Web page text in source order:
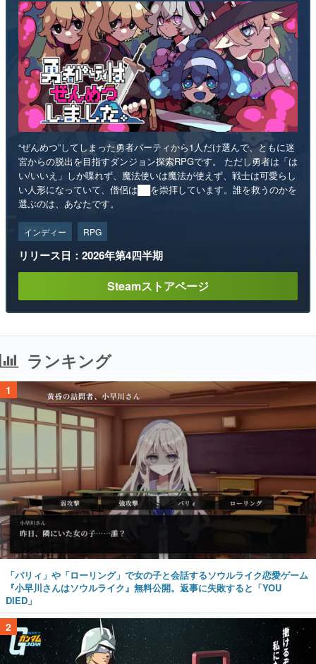
“ぜんめつ”してしまった勇者パーティから1人だけ選んで、ともに迷
宮からの脱出を目指すダンジョン探索RPGです。 ただし勇者は「は
い/いいえ」しか喋れず、魔法使いは魔法が使えず、戦士は可愛らし
い人形になっていて、僧侶は██を崇拝しています。誰を救うのかを
選ぶのは、あなたです。
インディー RPG
リリース日：2026年第4四半期
Steamストアページ
ランキング
1
「パリィ」や「ローリング」で女の子と会話するソウルライク恋愛ゲーム
『小早川さんはソウルライク』無料公開。返事に失敗すると「YOU
DIED」
2